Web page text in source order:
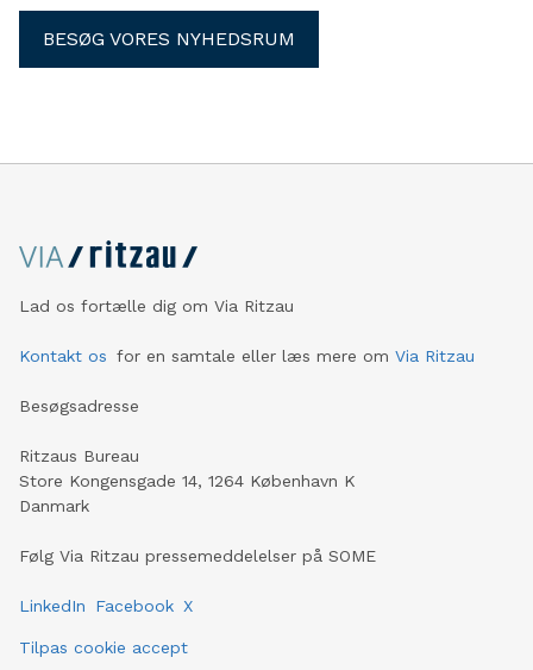
BESØG VORES NYHEDSRUM
Lad os fortælle dig om Via Ritzau
Kontakt os for en samtale eller læs mere om Via Ritzau
Besøgsadresse
Ritzaus Bureau
Store Kongensgade 14, 1264 København K
Danmark
Følg Via Ritzau pressemeddelelser på SOME
LinkedIn Facebook X
Tilpas cookie accept